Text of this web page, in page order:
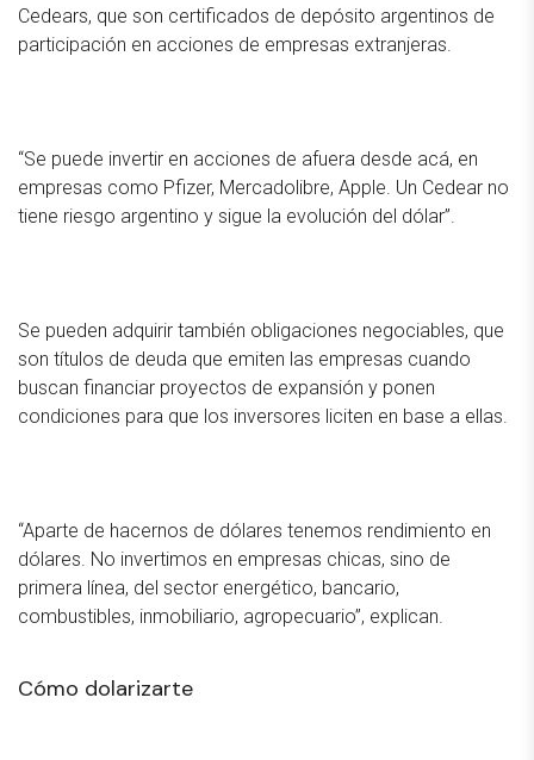
Cedears, que son certificados de depósito argentinos de
participación en acciones de empresas extranjeras.
“Se puede invertir en acciones de afuera desde acá, en
empresas como Pfizer, Mercadolibre, Apple. Un Cedear no
tiene riesgo argentino y sigue la evolución del dólar”.
Se pueden adquirir también obligaciones negociables, que
son títulos de deuda que emiten las empresas cuando
buscan financiar proyectos de expansión y ponen
condiciones para que los inversores liciten en base a ellas.
“Aparte de hacernos de dólares tenemos rendimiento en
dólares. No invertimos en empresas chicas, sino de
primera línea, del sector energético, bancario,
combustibles, inmobiliario, agropecuario”, explican.
Cómo dolarizarte